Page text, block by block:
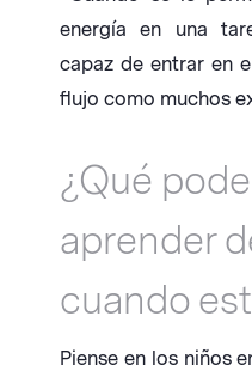
energía en una
capaz de entrar en
flujo como muchos
¿Qué
aprender
cuando
Piense en los niños